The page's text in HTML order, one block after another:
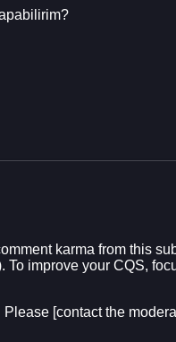
karma from this
improve your CQS,
[contact the